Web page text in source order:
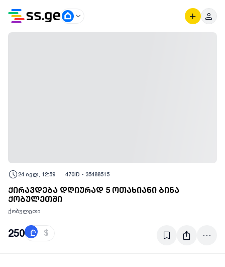
24 ივლ, 12:59 470ID - 35488515
ქირავდება დღიურად 5 ოთახიანი ბინა
ქობულეთში
ქობულეთი
250 ₾ $